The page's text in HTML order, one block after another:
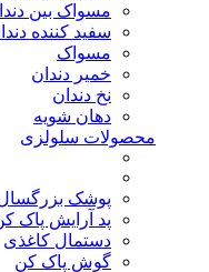
مسواک بین
سفید کننده
مسواک
خمیر دندان
نخ دندان
دهان شویه
محصولات سلولزی
پوشک
پد آرایش پاک
دستمال کاغذی
گوش پاک کن